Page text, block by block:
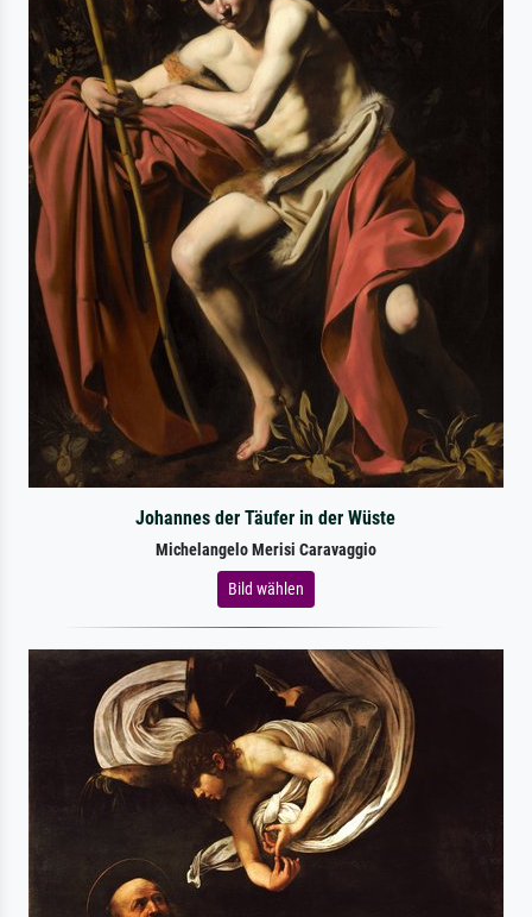
Johannes der Täufer in der Wüste
Michelangelo Merisi Caravaggio
Bild wählen